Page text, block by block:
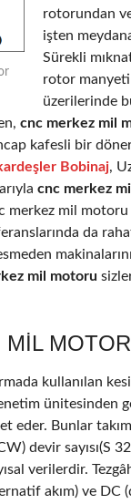
rotorundan
işten
Sürekli
rotor
üzerilerinde
cnc merkez mil
kafesli bir
Bobinaj,
cnc merkez
merkez mil motoru
da
mil motoru
kullanılan
ünitesinden
eder. Bunlar
devir sayısı(S
verilerdir.
akım) ve DC